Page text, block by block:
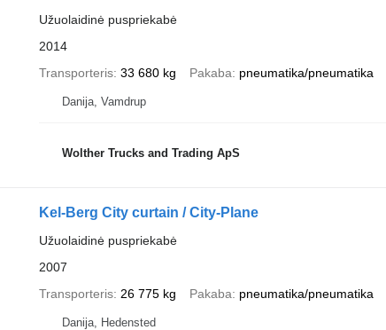
Užuolaidinė puspriekabė
2014
Transporteris 33 680 kg Pakaba pneumatika/pneumatika
Danija, Vamdrup
Wolther Trucks and Trading ApS
Kel-Berg City curtain / City-Plane
Užuolaidinė puspriekabė
2007
Transporteris 26 775 kg Pakaba pneumatika/pneumatika
Danija, Hedensted